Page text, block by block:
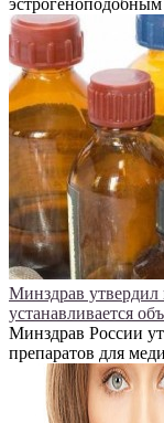
Минздрав утвердил
устанавливается
Минздрав России
препаратов для